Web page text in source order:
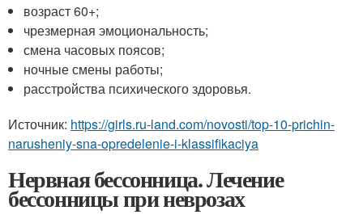
возраст 60+;
чрезмерная эмоциональность;
смена часовых поясов;
ночные смены работы;
расстройства психического здоровья.
Источник: https://girls.ru-land.com/novosti/top-10-prichin-
narusheniy-sna-opredelenie-i-klassifikaciya
Нервная бессонница. Лечение
бессонницы при неврозах